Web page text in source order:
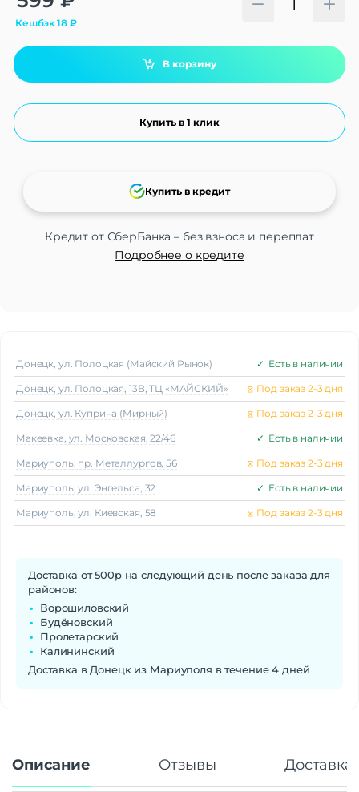
Кешбэк18₽
В корзину
Купить в 1 клик
Кредит от СберБанка – без взноса и переплат
Подробнее о кредите
Купить в кредит
Донецк, ул. Полоцкая (Майский Рынок) ✓ Есть в наличии
Донецк, ул. Полоцкая, 13В, ТЦ «МАЙСКИЙ» ⧖ Под заказ 2-3 дня
Донецк, ул. Куприна (Мирный) ⧖ Под заказ 2-3 дня
Макеeвка, ул. Московская, 22/46 ✓ Есть в наличии
Мариуполь, пр. Металлургов, 56 ⧖ Под заказ 2-3 дня
Мариуполь, ул. Энгельса, 32 ✓ Есть в наличии
Мариуполь, ул. Киевская, 58 ⧖ Под заказ 2-3 дня
Доставка от 500р на следующий день после заказа для
районов:
Ворошиловский
Будёновский
Пролетарский
Калининский
Доставка в Донецк из Мариуполя в течение 4 дней
Описание Отзывы Доставка